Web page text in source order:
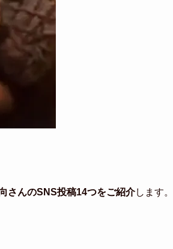
さんのSNS投稿14つをご紹介します。